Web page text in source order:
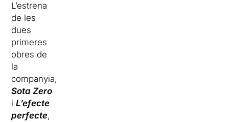
L’estrena
de les
dues
primeres
obres de
la
companyia,
Sota Zero
iL’efecte
perfecte,